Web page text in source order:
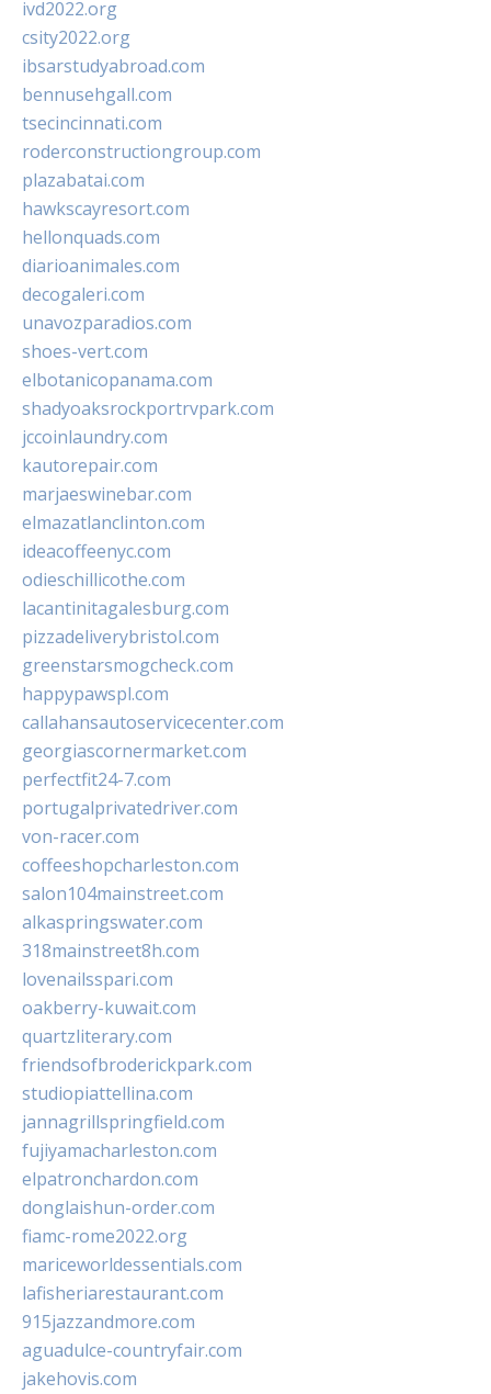
ivd2022.org
csity2022.org
ibsarstudyabroad.com
bennusehgall.com
tsecincinnati.com
roderconstructiongroup.com
plazabatai.com
hawkscayresort.com
hellonquads.com
diarioanimales.com
decogaleri.com
unavozparadios.com
shoes-vert.com
elbotanicopanama.com
shadyoaksrockportrvpark.com
jccoinlaundry.com
kautorepair.com
marjaeswinebar.com
elmazatlanclinton.com
ideacoffeenyc.com
odieschillicothe.com
lacantinitagalesburg.com
pizzadeliverybristol.com
greenstarsmogcheck.com
happypawspl.com
callahansautoservicecenter.com
georgiascornermarket.com
perfectfit24-7.com
portugalprivatedriver.com
von-racer.com
coffeeshopcharleston.com
salon104mainstreet.com
alkaspringswater.com
318mainstreet8h.com
lovenailsspari.com
oakberry-kuwait.com
quartzliterary.com
friendsofbroderickpark.com
studiopiattellina.com
jannagrillspringfield.com
fujiyamacharleston.com
elpatronchardon.com
donglaishun-order.com
fiamc-rome2022.org
mariceworldessentials.com
lafisheriarestaurant.com
915jazzandmore.com
aguadulce-countryfair.com
jakehovis.com